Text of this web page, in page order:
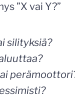
”X vai Y?”
silityksiä?